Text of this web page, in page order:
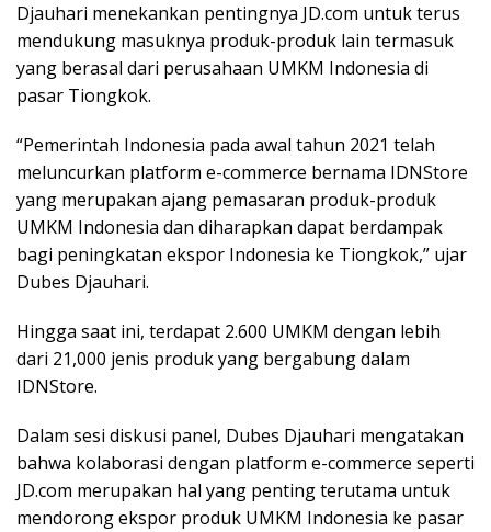
Djauhari menekankan pentingnya JD.com untuk terus
mendukung masuknya produk-produk lain termasuk
yang berasal dari perusahaan UMKM Indonesia di
pasar Tiongkok.
“Pemerintah Indonesia pada awal tahun 2021 telah
meluncurkan platform e-commerce bernama IDNStore
yang merupakan ajang pemasaran produk-produk
UMKM Indonesia dan diharapkan dapat berdampak
bagi peningkatan ekspor Indonesia ke Tiongkok,” ujar
Dubes Djauhari.
Hingga saat ini, terdapat 2.600 UMKM dengan lebih
dari 21,000 jenis produk yang bergabung dalam
IDNStore.
Dalam sesi diskusi panel, Dubes Djauhari mengatakan
bahwa kolaborasi dengan platform e-commerce seperti
JD.com merupakan hal yang penting terutama untuk
mendorong ekspor produk UMKM Indonesia ke pasar